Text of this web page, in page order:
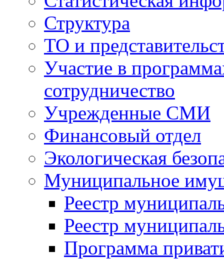
Структура
ТО и
Участие в
сотрудничество
Учрежденные СМИ
Финансовый отдел
Экологическая
Муниципальное
Реестр
Реестр
Программа